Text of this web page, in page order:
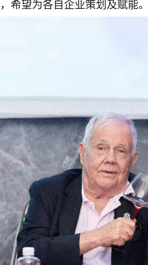
希望为各自企业策划及赋能